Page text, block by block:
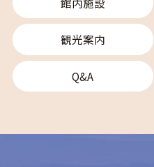
観光案内
Q&A